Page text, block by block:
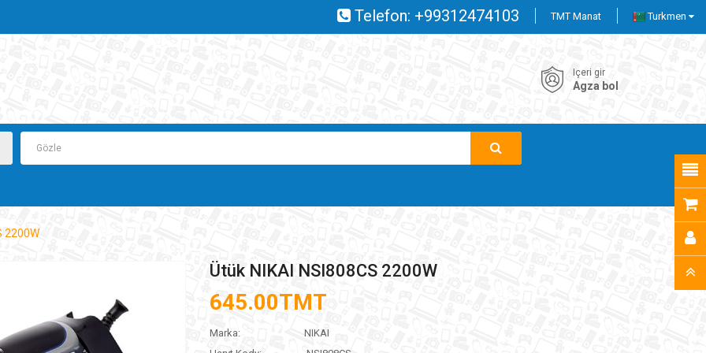
TMT Manat Turkmen
Telefon: +99312474103
Içeri gir
Agza bol
2200W
Ütük NIKAI NSI808CS 2200W
645.00TMT
Marka:
NIKAI